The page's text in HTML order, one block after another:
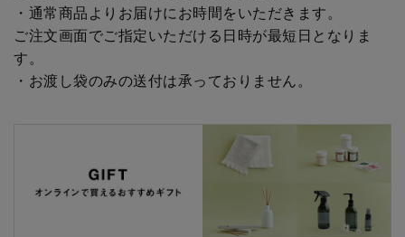
・通常商品よりお届けにお時間をいただきます。
ご注文画面でご指定いただける日時が最短日となりま
す。
・お渡し袋のみの送付は承っておりません。